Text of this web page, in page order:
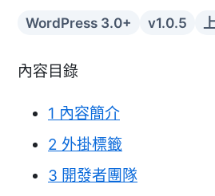
WordPress 3.0+ v1.0.5
內容目錄
1 內容簡介
2 外掛標籤
3 開發者團隊